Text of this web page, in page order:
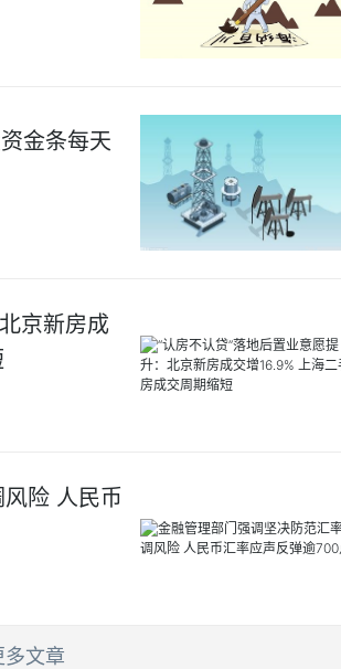
金条每天
京新房成
险 人民币
多文章